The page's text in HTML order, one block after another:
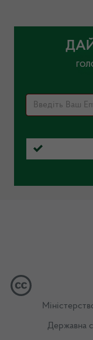
Державна